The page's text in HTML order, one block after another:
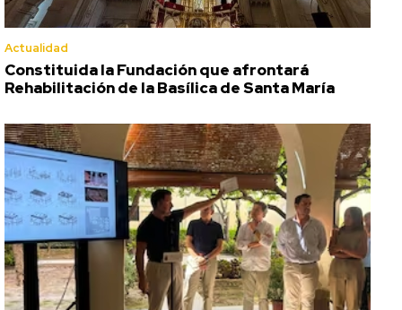
Actualidad
Constituida la Fundación que afrontará
Rehabilitación de la Basílica de Santa María